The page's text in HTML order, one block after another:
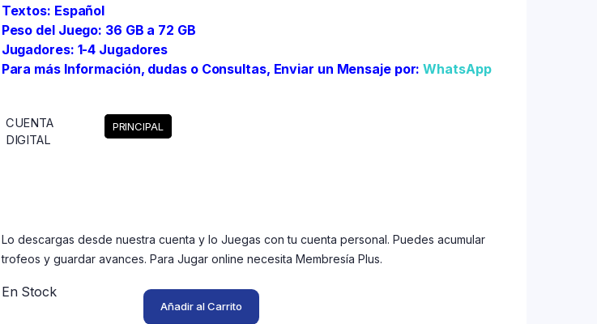
Textos: Español
Peso del Juego: 36 GB a 72 GB
Jugadores: 1-4 Jugadores
Para más Información, dudas o Consultas, Enviar un Mensaje por: WhatsApp
CUENTA
DIGITAL
PRINCIPAL
Lo descargas desde nuestra cuenta y lo Juegas con tu cuenta personal. Puedes acumular
trofeos y guardar avances. Para Jugar online necesita Membresía Plus.
En Stock
Añadir al Carrito